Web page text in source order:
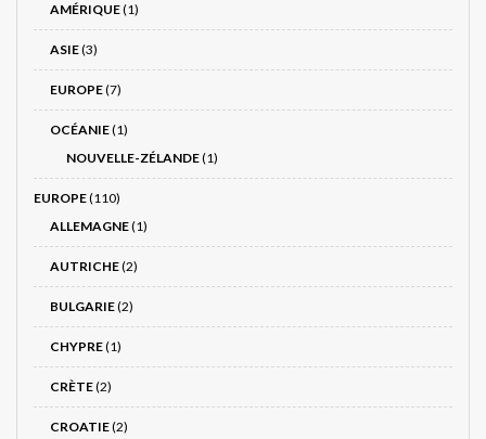
AMÉRIQUE(1)
ASIE(3)
EUROPE(7)
OCÉANIE(1)
NOUVELLE-ZÉLANDE(1)
EUROPE(110)
ALLEMAGNE(1)
AUTRICHE(2)
BULGARIE(2)
CHYPRE(1)
CRÈTE(2)
CROATIE(2)